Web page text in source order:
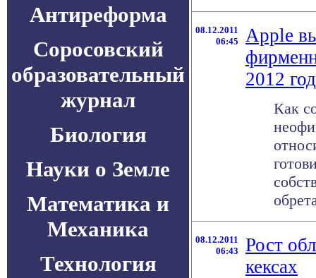
Антиреформа
Соросовский
образовательный
журнал
Биология
Науки о Земле
Математика и
Механика
Технология
08.12.2011
06:45
Apple
2012
Как
08.12.2011
06:43
Рост
кексах